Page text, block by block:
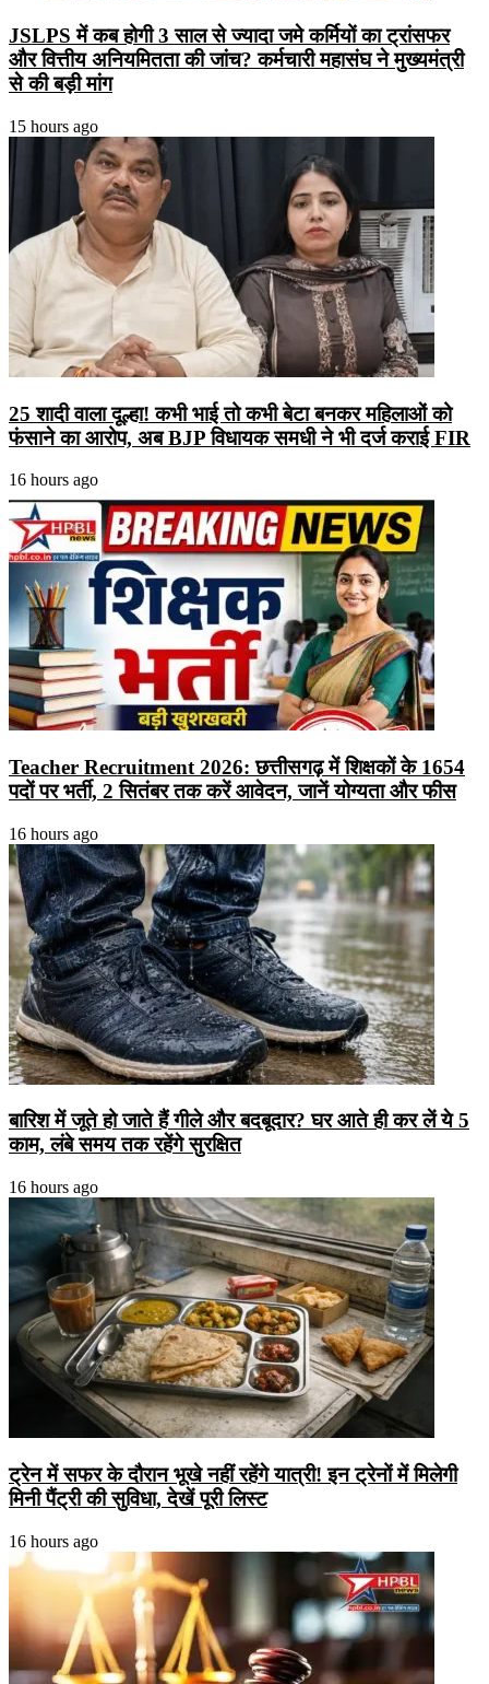
JSLPS में कब होगी 3 साल से ज्यादा जमे कर्मियों का ट्रांसफर
और वित्तीय अनियमितता की जांच? कर्मचारी महासंघ ने मुख्यमंत्री
से की बड़ी मांग
15 hours ago
25 शादी वाला दूल्हा! कभी भाई तो कभी बेटा बनकर महिलाओं को
फंसाने का आरोप, अब BJP विधायक समधी ने भी दर्ज कराई FIR
16 hours ago
Teacher Recruitment 2026: छत्तीसगढ़ में शिक्षकों के 1654
पदों पर भर्ती, 2 सितंबर तक करें आवेदन, जानें योग्यता और फीस
16 hours ago
बारिश में जूते हो जाते हैं गीले और बदबूदार? घर आते ही कर लें ये 5
काम, लंबे समय तक रहेंगे सुरक्षित
16 hours ago
ट्रेन में सफर के दौरान भूखे नहीं रहेंगे यात्री! इन ट्रेनों में मिलेगी
मिनी पैंट्री की सुविधा, देखें पूरी लिस्ट
16 hours ago